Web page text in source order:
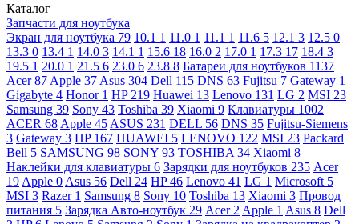
Каталог
Запчасти для ноутбука
Экран для ноутбука 79 10.1 1 11.0 1 11.1 1 11.6 5 12.1 3 12.5 0
13.3 0 13.4 1 14.0 3 14.1 1 15.6 18 16.0 2 17.0 1 17.3 17 18.4 3
19.5 1 20.0 1 21.5 6 23.0 6 23.8 8 Батареи для ноутбуков 1137
Acer87 Apple 37 Asus 304 Dell 115 DNS 63 Fujitsu 7 Gateway 1
Gigabyte 4 Honor 1 HP 219 Huawei 13 Lenovo 131 LG 2 MSI 23
Samsung 39 Sony 43 Toshiba 39 Xiaomi 9 Клавиатуры 1002
ACER 68 Apple 45 ASUS 231 DELL 56 DNS 35 Fujitsu-Siemens
3 Gateway 3 HP 167 HUAWEI 5 LENOVO 122 MSI 23 Packard
Bell 5 SAMSUNG 98 SONY 93 TOSHIBA 34 Xiaomi 8
Наклейки для клавиатуры 6 Зарядки для ноутбуков 235 Acer
19 Apple 0 Asus 56 Dell 24 HP46 Lenovo 41 LG 1 Microsoft 5
MSI 3 Razer 1 Samsung 8 Sony 10 Toshiba 13 Xiaomi 3 Провод
питания 5 Зарядка Авто-ноутбук 29 Acer 2 Apple 1 Asus 8 Dell